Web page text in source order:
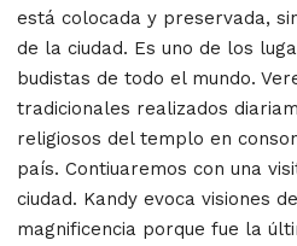
está colocada y preservada,
de la ciudad. Es uno de los
budistas de todo el mundo.
tradicionales realizados
religiosos del templo en
país. Contiuaremos con una
ciudad. Kandy evoca visiones
magnificencia porque fue la